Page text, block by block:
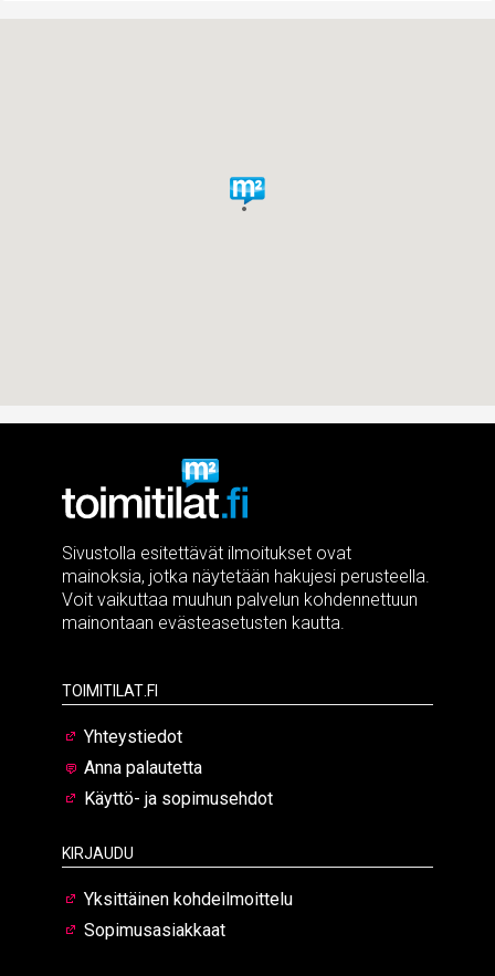
Sivustolla esitettävät ilmoitukset ovat
mainoksia, jotka näytetään hakujesi perusteella.
Voit vaikuttaa muuhun palvelun kohdennettuun
mainontaan evästeasetusten kautta.
Toimitilat.fi
Yhteystiedot
Anna palautetta
Käyttö- ja sopimusehdot
Kirjaudu
Yksittäinen kohdeilmoittelu
Sopimusasiakkaat